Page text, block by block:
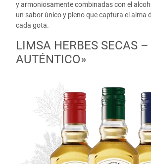
y armoniosamente combinadas con el
un sabor único y pleno que captura el alma
cada gota.
LIMSA HERBES SECAS –
AUTÉNTICO»